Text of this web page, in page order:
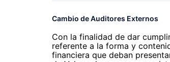
Cambio de Auditores Externos
Con la finalidad de dar
referente a la forma y
financiera que deban